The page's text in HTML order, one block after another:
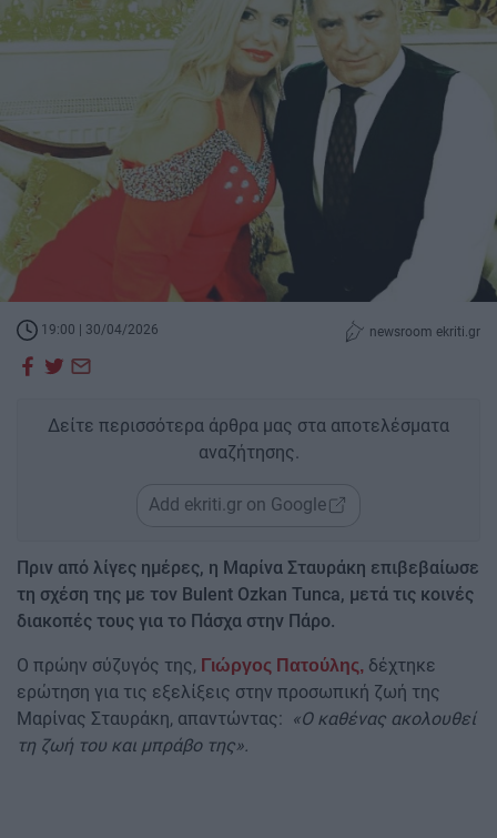
19:00 | 30/04/2026 newsroom ekriti.gr
Δείτε περισσότερα άρθρα μας στα αποτελέσματα
αναζήτησης.
Add ekriti.gr on Google
Πριν από λίγες ημέρες, η Μαρίνα Σταυράκη επιβεβαίωσε
τη σχέση της με τον Bulent Ozkan Tunca, μετά τις κοινές
διακοπές τους για το Πάσχα στην Πάρο.
Ο πρώην σύζυγός της, Γιώργος Πατούλης, δέχτηκε
ερώτηση για τις εξελίξεις στην προσωπική ζωή της
Μαρίνας Σταυράκη, απαντώντας: «Ο καθένας ακολουθεί
τη ζωή του και μπράβο της».